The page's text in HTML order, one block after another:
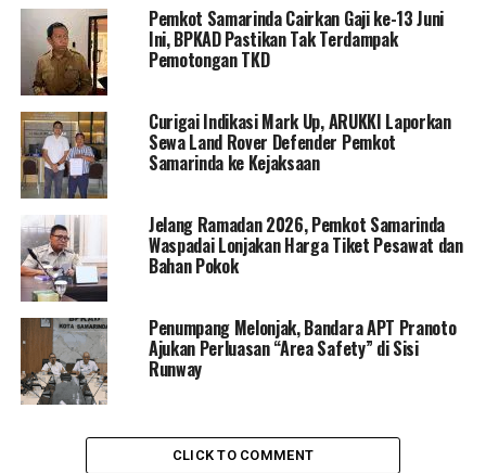
Pemkot Samarinda Cairkan Gaji ke-13 Juni
Ini, BPKAD Pastikan Tak Terdampak
Pemotongan TKD
Curigai Indikasi Mark Up, ARUKKI Laporkan
Sewa Land Rover Defender Pemkot
Samarinda ke Kejaksaan
Jelang Ramadan 2026, Pemkot Samarinda
Waspadai Lonjakan Harga Tiket Pesawat dan
Bahan Pokok
Penumpang Melonjak, Bandara APT Pranoto
Ajukan Perluasan “Area Safety” di Sisi
Runway
CLICK TO COMMENT